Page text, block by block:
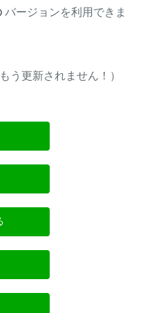
バージョンを利用できま
う更新されません！）